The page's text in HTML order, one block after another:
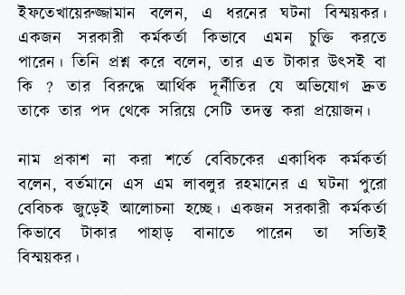
ইফতেখায়েরুজ্জামান বলেন, এ ধরনের ঘটনা বিস্ময়কর।
একজন সরকারী কর্মকর্তা কিভাবে এমন চুক্তি করতে
পারেন। তিনি প্রশ্ন করে বলেন, তার এত টাকার উৎসই বা
কি ? তার বিরুদ্ধে আর্থিক দূর্নীতির যে অভিযোগ দ্রুত
তাকে তার পদ থেকে সরিয়ে সেটি তদন্ত করা প্রয়োজন।
নাম প্রকাশ না করা শর্তে বেবিচকের একাধিক কর্মকর্তা
বলেন, বর্তমানে এস এম লাবলুর রহমানের এ ঘটনা পুরো
বেবিচক জুড়েই আলোচনা হচ্ছে। একজন সরকারী কর্মকর্তা
কিভাবে টাকার পাহাড় বানাতে পারেন তা সত্যিই
বিস্ময়কর।